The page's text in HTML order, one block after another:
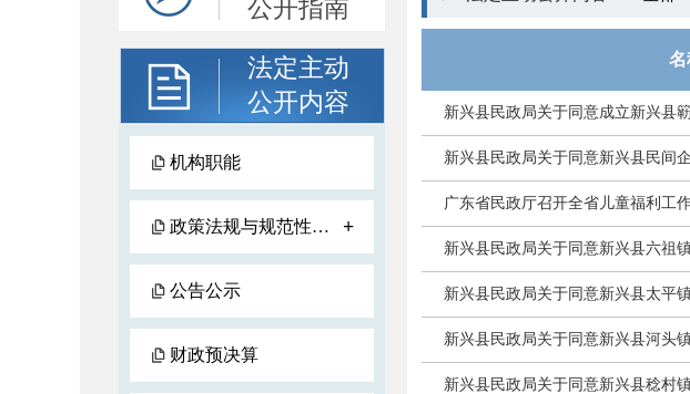
公开指南
法定主动
公开内容
机构职能
政策法规与规范性文件 +
公告公示
财政预决算
名
新兴县民政局关于同意成立新兴县
新兴县民政局关于同意新兴县民间
广东省民政厅召开全省儿童福利工
新兴县民政局关于同意新兴县六祖
新兴县民政局关于同意新兴县太平
新兴县民政局关于同意新兴县河头
新兴县民政局关于同意新兴县稔村